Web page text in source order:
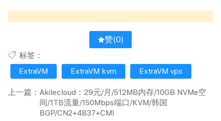
赞(0)
标签：
ExtraVM
ExtraVM kvm ExtraVM vps
上一篇： Akilecloud：29元/月/512MB内存/10GB NVMe空
间/1TB流量/150Mbps端口/KVM/韩国
BGP/CN2+4837+CMI